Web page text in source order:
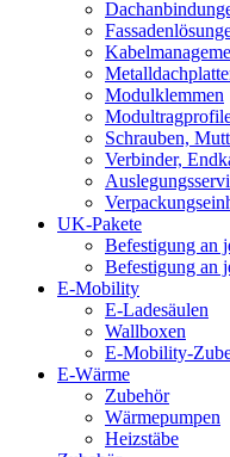
Modulklemmen
Schrauben,
Verbinder,
UK-Pakete
Befestigung an
Befestigung an
E-Mobility
E-Ladesäulen
Wallboxen
E-Mobility-
E-Wärme
Zubehör
Wärmepumpen
Heizstäbe